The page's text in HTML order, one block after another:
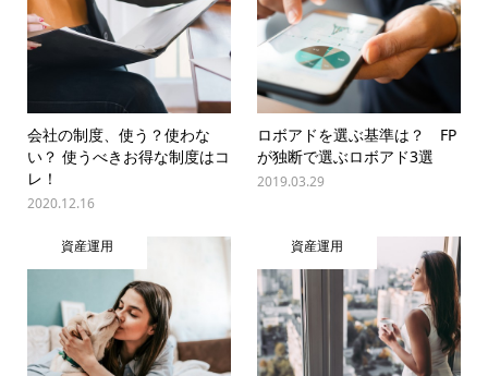
会社の制度、使う？使わな
い？ 使うべきお得な制度はコ
レ！
2020.12.16
ロボアドを選ぶ基準は？ FP
が独断で選ぶロボアド3選
2019.03.29
資産運用 資産運用